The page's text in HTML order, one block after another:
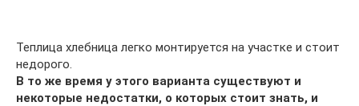
Теплица хлебница легко монтируется на участке и стоит
недорого.
В то же время у этого варианта существуют и
некоторые недостатки, о которых стоит знать, и